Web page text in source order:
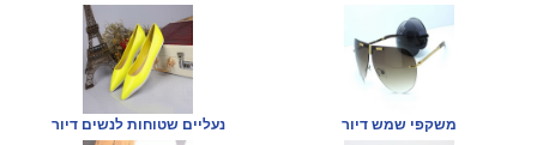
נעליים שטוחות לנשים דיור משקפי שמש דיור